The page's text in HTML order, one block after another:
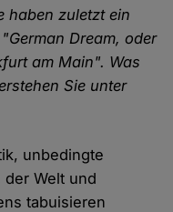
haben zuletzt ein
Dream, oder
am Main". Was
Sie unter
unbedingte
Welt und
tabuisieren